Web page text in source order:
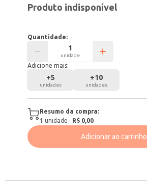
Produto indisponível
Quantidade:
unidade
Adicione mais:
+5
unidades
+10
unidades
Resumo da compra:
1 unidade · R$ 0,00
Adicionar ao carrinho